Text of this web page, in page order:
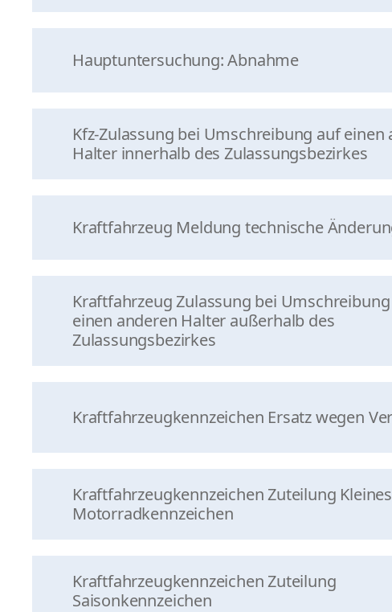
Hauptuntersuchung: Abnahme
Kfz-Zulassung bei Umschreibung auf einen
Halter innerhalb des Zulassungsbezirkes
Kraftfahrzeug Meldung technische
Kraftfahrzeug Zulassung bei
einen anderen Halter außerhalb des
Zulassungsbezirkes
Kraftfahrzeugkennzeichen Ersatz wegen
Kraftfahrzeugkennzeichen Zuteilung Kleines
Motorradkennzeichen
Kraftfahrzeugkennzeichen Zuteilung
Saisonkennzeichen